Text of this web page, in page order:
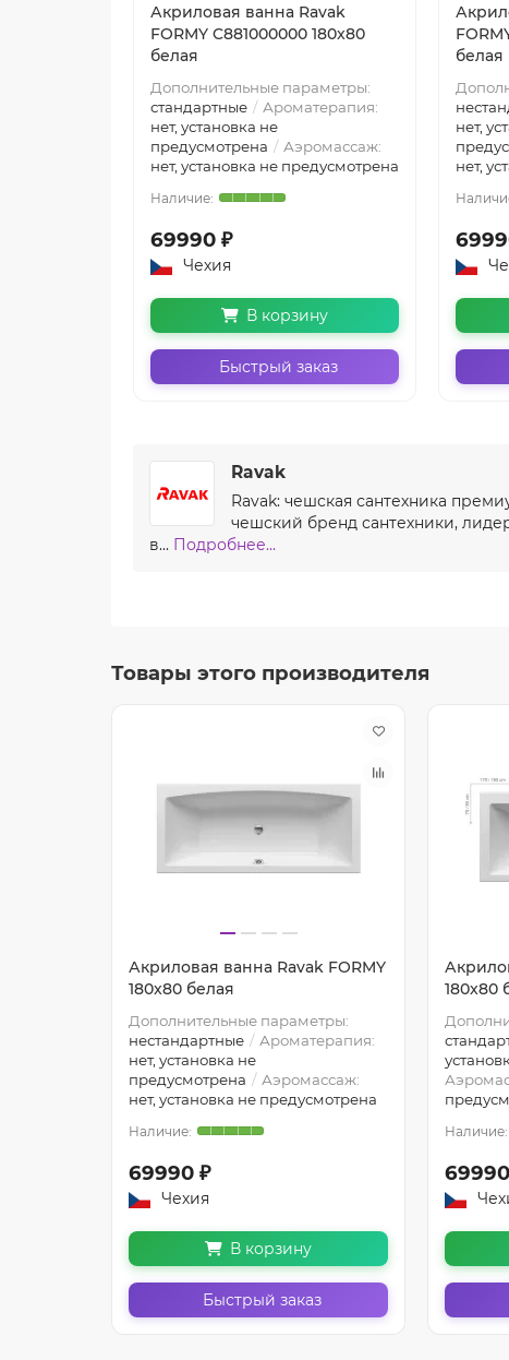
Акриловая ванна Ravak
FORMY C881000000 180x80
белая
Дополнительные параметры:
стандартные
Ароматерапия:
нет, установка не
предусмотрена
Аэромассаж:
нет, установка не предусмотрена
69990 ₽
Чехия
В корзину
Быстрый заказ
белая
нет,
нет,
Ravak
Ravak: чешская сантехника
чешский бренд сантехники,
в... Подробнее...
Товары этого производителя
Акриловая ванна Ravak FORMY
180x80 белая
Дополнительные параметры:
нестандартные
Ароматерапия:
нет, установка не
предусмотрена
Аэромассаж:
нет, установка не предусмотрена
69990 ₽
Чехия
В корзину
Быстрый заказ
180x80